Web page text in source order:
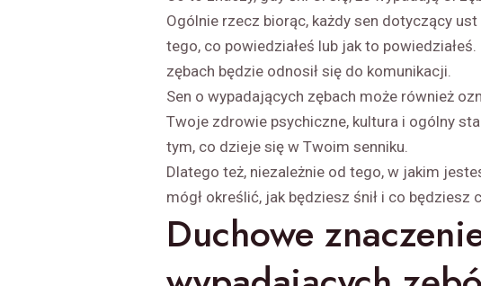
Ogólnie rzecz biorąc, każdy sen dotyczący
tego, co powiedziałeś lub jak to
zębach będzie odnosił się do komunikacji.
Sen o wypadających zębach może również
Twoje zdrowie psychiczne, kultura i ogólny
tym, co dzieje się w Twoim senniku.
Dlatego też, niezależnie od tego, w jakim
mógł określić, jak będziesz śnił i co będziesz
Duchowe